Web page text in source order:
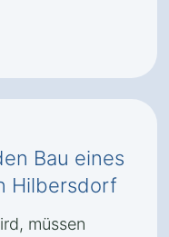
Bau eines
Hilbersdorf
müssen